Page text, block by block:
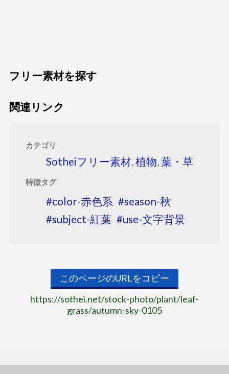
フリー素材を探す
関連リンク
カテゴリ
Sotheiフリー素材,植物,葉・草
特徴タグ
color-赤色系
season-秋
subject-紅葉
use-文字背景
このページのURLをコピー
https://sothei.net/stock-photo/plant/leaf-
grass/autumn-sky-0105